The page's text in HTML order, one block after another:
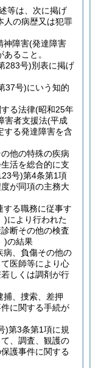
等は、次に掲げ
人の病歴又は犯罪
神障害(発達障害
ること。
283号)別表に掲げ
37号)にいう知的
る法律(昭和25年
害者支援法(平成
する発達障害を含
他の特殊の疾病
活を総合的に支
号)第4条第1項
が同項の主務大
する職務に従事す
)により行われた
断その他の検査
)の結果
病、負傷その他の
医師等により心
しくは調剤が行
捕、捜索、差押
に関する手続が
)第3条第1項に規
、調査、観護の
護事件に関する